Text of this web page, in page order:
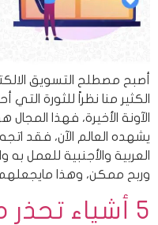
أصبح مصطلح التسويق
الكثير منا نظراً للثورة
الآونة الأخيرة، فهذا
يشهده العالم الآن، فقد
العربية والأجنبية للعمل
وربح ممكن، وهذا
5 أشياء